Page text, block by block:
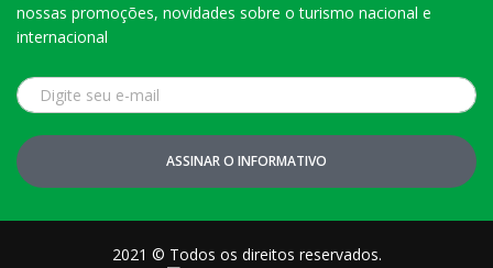
nossas promoções, novidades sobre o turismo nacional e
internacional
ASSINAR O INFORMATIVO
2021 © Todos os direitos reservados.